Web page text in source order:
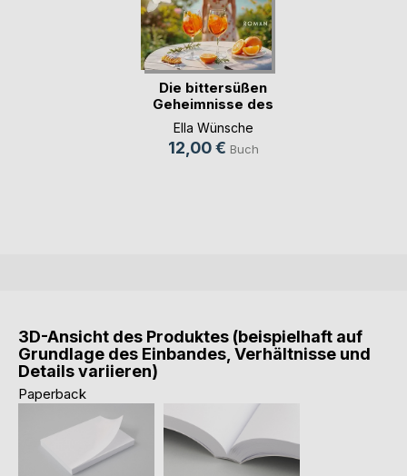
Die bittersüßen
Geheimnisse des
Le(...)
Ella Wünsche
12,00 € Buch
3D-Ansicht des Produktes (beispielhaft auf
Grundlage des Einbandes, Verhältnisse und
Details variieren)
Paperback